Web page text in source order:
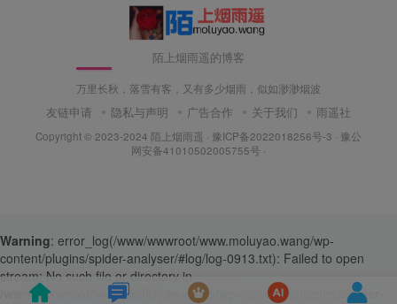
陌上烟雨遥的博客
万里长秋，落雪有客，又有多少烟雨，似如渺渺烟波
友链申请 隐私与声明 广告合作 关于我们 雨遥社
Copyright © 2023-2024 陌上烟雨遥 · 豫ICP备2022018256号-3 · 豫公
网安备41010502005755号 ·
Warning: error_log(/www/wwwroot/www.moluyao.wang/wp-
content/plugins/spider-analyser/#log/log-0913.txt): Failed to open
stream: No such file or directory in
/www/wwwroot/www.moluyao.wang/wp-content/plugins/spider-